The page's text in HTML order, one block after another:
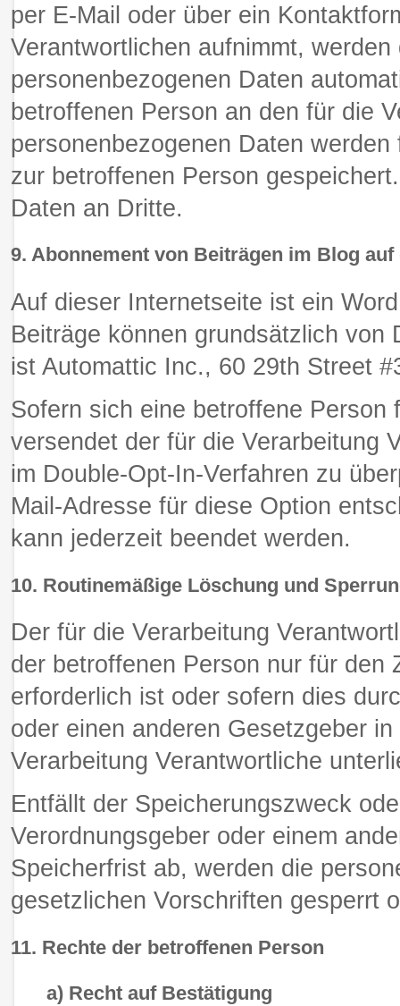
per E-Mail oder über ein
Verantwortlichen aufnimmt,
personenbezogenen Daten
betroffenen Person an den für die
personenbezogenen Daten
zur betroffenen Person
Daten an Dritte.
9. Abonnement von Beiträgen im Blog
Auf dieser Internetseite ist ein
Beiträge können grundsätzlich
ist Automattic Inc., 60 29th Street
Sofern sich eine betroffene
versendet der für die Verarbeitung
im Double-Opt-In-Verfahren zu
Mail-Adresse für diese Option
kann jederzeit beendet werden.
10. Routinemäßige Löschung und
Der für die Verarbeitung
der betroffenen Person nur für den
erforderlich ist oder sofern dies
oder einen anderen Gesetzgeber
Verarbeitung Verantwortliche
Entfällt der Speicherungszweck
Verordnungsgeber oder einem
Speicherfrist ab, werden die
gesetzlichen Vorschriften gesperrt
11. Rechte der betroffenen Person
a) Recht auf Bestätigung